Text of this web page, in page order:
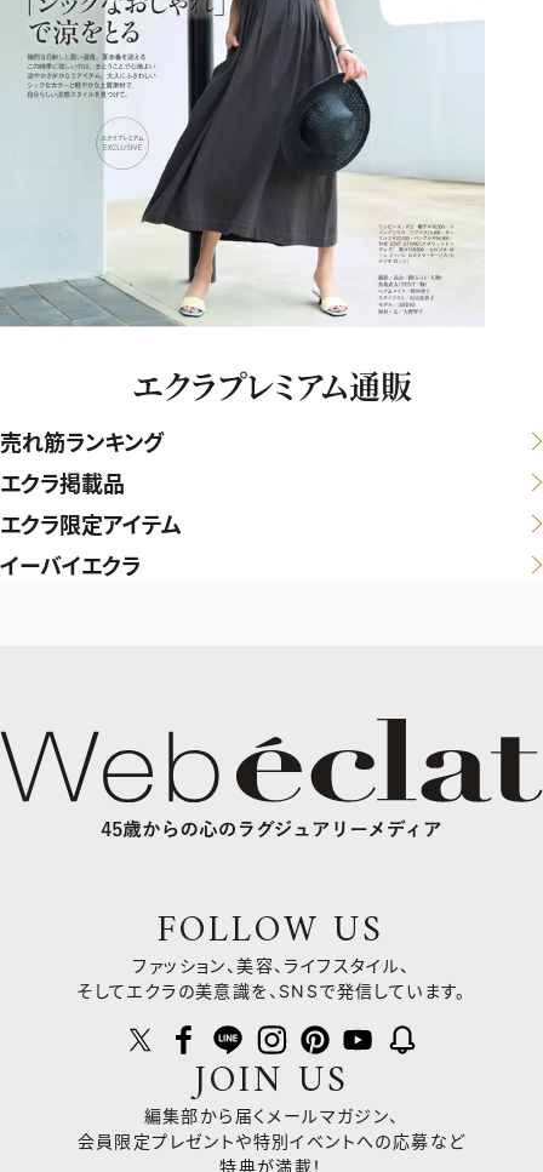
エクラプレミアム通販
売れ筋ランキング
エクラ掲載品
エクラ限定アイテム
イーバイエクラ
FOLLOW US
ファッション、美容、ライフスタイル、
そしてエクラの美意識を、SNSで発信しています。
JOIN US
編集部から届くメールマガジン、
会員限定プレゼントや特別イベントへの応募など
特典が満載！